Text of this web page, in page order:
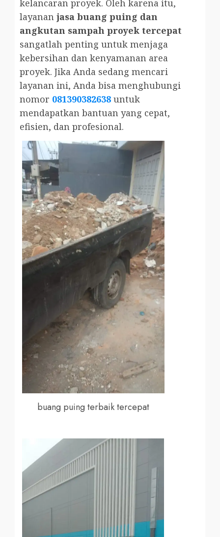
kelancaran proyek. Oleh karena itu,
layanan jasa buang puing dan
angkutan sampah proyek tercepat
sangatlah penting untuk menjaga
kebersihan dan kenyamanan area
proyek. Jika Anda sedang mencari
layanan ini, Anda bisa menghubungi
nomor 081390382638 untuk
mendapatkan bantuan yang cepat,
efisien, dan profesional.
buang puing terbaik tercepat